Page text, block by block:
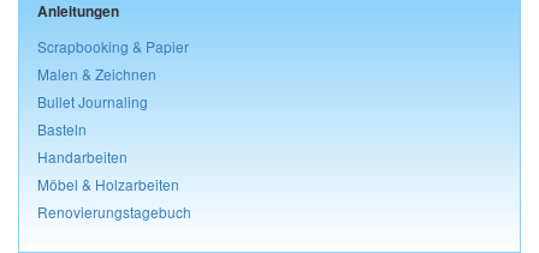
Anleitungen
Scrapbooking & Papier
Malen & Zeichnen
Bullet Journaling
Basteln
Handarbeiten
Möbel & Holzarbeiten
Renovierungstagebuch